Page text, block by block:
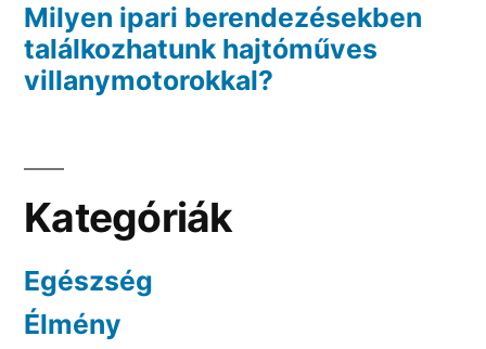
Milyen ipari berendezésekben
találkozhatunk hajtóműves
villanymotorokkal?
Kategóriák
Egészség
Élmény